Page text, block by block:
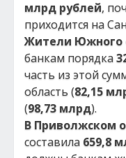
млрд рублей,
приходится на
Жители Южного
банкам порядка
часть из этой
область (82,15
(98,73 млрд).
В Приволжском
составила 659,8